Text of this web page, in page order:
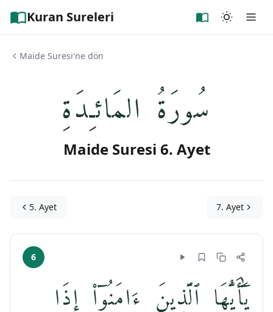
Kuran Sureleri
Maide Suresi'ne dön
سُورَةُ المَائـِدَةِ
Maide Suresi 6. Ayet
5. Ayet 7. Ayet
6
يَٰٓأَيُّهَا ٱلَّذِينَ ءَامَنُوٓا۟ إِذَا